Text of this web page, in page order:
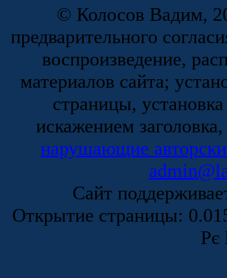
© Колосов Вадим,
предварительного
воспроизведение,
материалов сайта;
страницы,
искажением
нарушающие
Сайт
Открытие страницы:
Рє